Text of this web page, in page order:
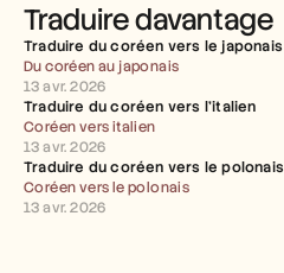
Traduire davantage
Traduire du coréen vers le japonais
Du coréen au japonais
13 avr. 2026
Traduire du coréen vers l’italien
Coréen vers italien
13 avr. 2026
Traduire du coréen vers le polonais
Coréen vers le polonais
13 avr. 2026